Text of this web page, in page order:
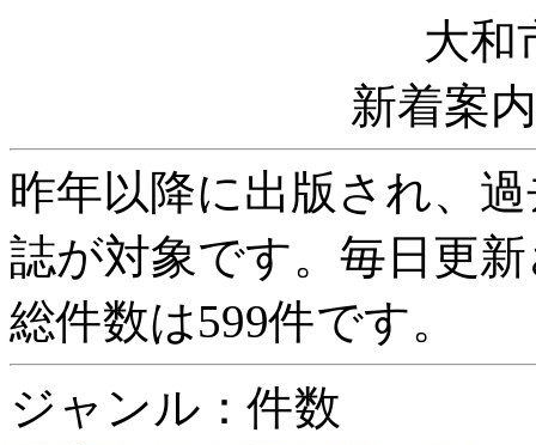
大和
新着案
昨年以降に出版され、
誌が対象です。毎日更
総件数は599件です。
ジャンル：件数